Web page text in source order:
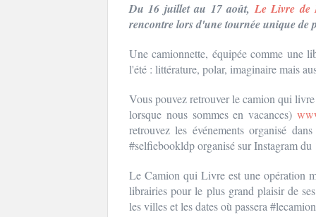
Du 16 juillet au 17 août,Le Livre de
rencontre lors d'une tournée unique de
Une camionnette, équipée comme une
l'été : littérature, polar, imaginaire mais
Vous pouvez retrouver le camion qui
lorsque nous sommes en vacances)
retrouvez les événements organisé
#selfiebookldp organisé sur Instagram
Le Camion qui Livre est une opération
librairies pour le plus grand plaisir de
les villes et les dates où passera